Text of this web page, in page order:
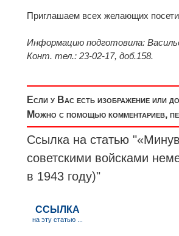
Приглашаем всех желающих
Информацию подготовила:
Конт. тел.: 23-02-17, доб.158.
Если у Вас есть изображение или
Можно с помощью комментариев,
Ссылка на статью
советскими войсками
в 1943 году)"